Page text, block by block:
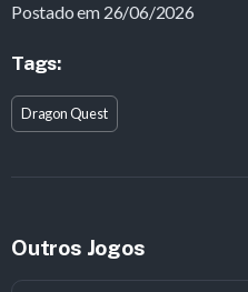
Postado em 26/06/2026
Tags:
Dragon Quest
Outros Jogos